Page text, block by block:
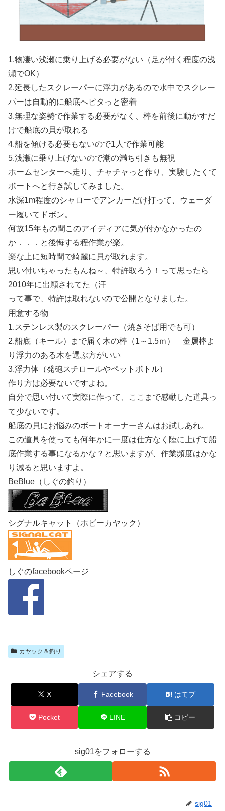
1.物凄い浅瀬に乗り上げる必要がない（足が付く程度の浅
瀬でOK）
2.延長したスクレーパーに浮力があるので水中でスクレー
パーは自動的に船底へピタっと密着
3.無理な姿勢で作業する必要がなく、棒を前後に動かすだ
けで船底の貝が取れる
4.船を傾ける必要もないので1人で作業可能
5.浅瀬に乗り上げないので潮の満ち引きも無視
ホームセンターへ走り、チャチャっと作り、実験したくて
ボートへと行き試してみました。
水深1m程度のシャローでアンカーだけ打って、ウェーダ
ー履いてドボン。
何故15年もの間このアイディアに気が付かなかったの
か．．．と後悔する程作業が楽。
楽な上に短時間で綺麗に貝が取れます。
思い付いちゃったもんね～、特許取ろう！って思ったら
2010年に出願されてた（汗
って事で、特許は取れないので公開となりました。
用意する物
1.ステンレス製のスクレーパー（焼きそば用でも可）
2.船底（キール）まで届く木の棒（1～1.5ｍ） 金属棒よ
り浮力のある木を選ぶ方がいい
3.浮力体（発砲スチロールやペットボトル）
作り方は必要ないですよね。
自分で思い付いて実際に作って、ここまで感動した道具っ
て少ないです。
船底の貝にお悩みのボートオーナーさんはお試しあれ。
この道具を使っても何年かに一度は仕方なく陸に上げて船
底作業する事になるかな？と思いますが、作業頻度はかな
り減ると思いますよ。
BeBlue（しぐの釣り）
シグナルキャット（ホビーカヤック）
しぐのfacebookページ
カヤック＆釣り
シェアする
X Facebook はてブ
Pocket LINE コピー
sig01をフォローする
sig01